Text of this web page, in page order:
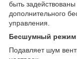
быть
дополнительного
управления.
Бесшумный режим
Подавляет шум